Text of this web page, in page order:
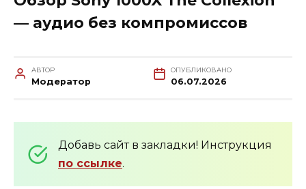
— аудио без компромиссов
АВТОР
Модератор
ОПУБЛИКОВАНО
06.07.2026
Добавь сайт в закладки! Инструкция
по ссылке.